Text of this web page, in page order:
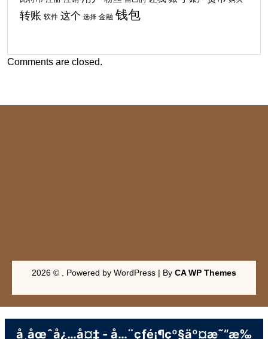
转账 软件 这个 选择 金融 钱包
Comments are closed.
2026 © . Powered by WordPress | By CA WP Themes